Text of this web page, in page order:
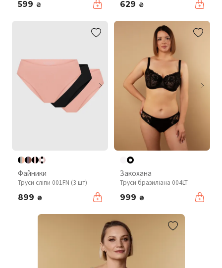
599 ₴ 629 ₴
Файники
Труси сліпи 001FN (3 шт)
899 ₴
Закохана
Труси бразиліана 004LT
999 ₴